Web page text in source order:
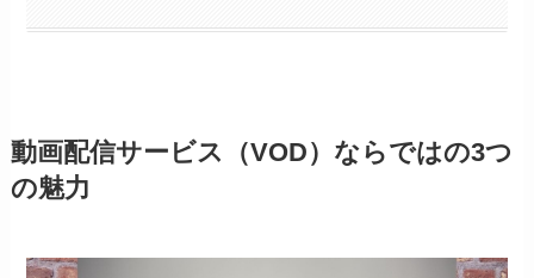
動画配信サービス（VOD）ならではの3つ
の魅力